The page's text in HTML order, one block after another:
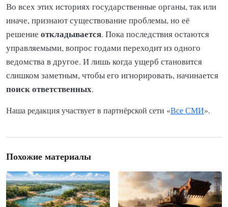
Во всех этих историях государственные органы, так или
иначе, признают существование проблемы, но её
решение откладывается. Пока последствия остаются
управляемыми, вопрос годами переходит из одного
ведомства в другое. И лишь когда ущерб становится
слишком заметным, чтобы его игнорировать, начинается
поиск ответственных.
Наша редакция участвует в партнёрской сети «Все СМИ».
Похожие материалы